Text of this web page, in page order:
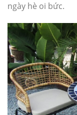
ngày hè oi bức.